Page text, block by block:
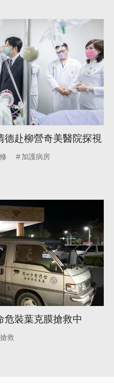
德赴柳營奇美醫院探視
加護病房
危裝葉克膜搶救中
搶救